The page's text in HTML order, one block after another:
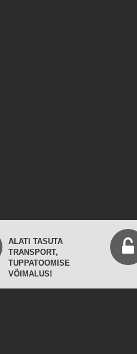
ALATI TASUTA
TRANSPORT,
TUPPATOOMISE
VÕIMALUS!